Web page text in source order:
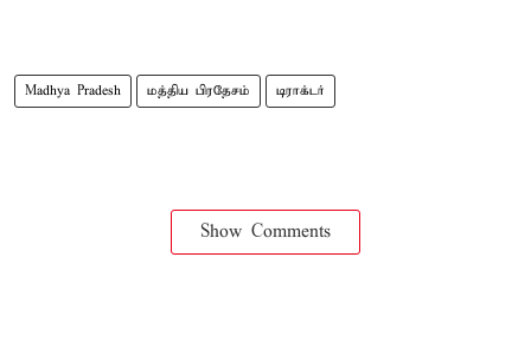
Madhya Pradesh மத்திய பிரதேசம் டிராக்டர்
Show Comments